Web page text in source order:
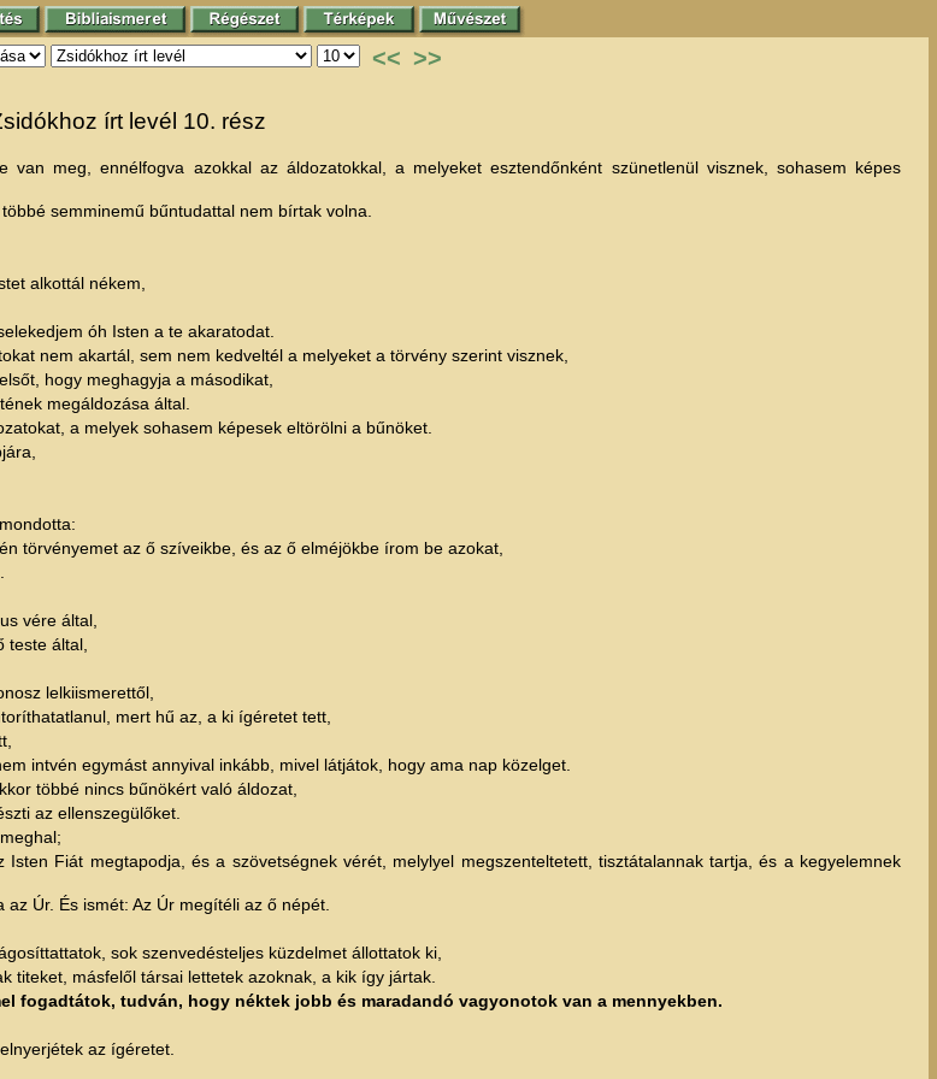
<< >>
írt levél 10. rész
meg, ennélfogva azokkal az áldozatokkal, a melyeket esztendőnként szünetlenül visznek, sohasem képes
semminemű bűntudattal nem bírtak volna.
alkottál nékem,
óh Isten a te akaratodat.
nem akartál, sem nem kedveltél a melyeket a törvény szerint visznek,
hogy meghagyja a másodikat,
megáldozása által.
a melyek sohasem képesek eltörölni a bűnöket.
törvényemet az ő szíveikbe, és az ő elméjökbe írom be azokat,
vére által,
teste által,
lelkiismerettől,
mert hű az, a ki ígéretet tett,
intvén egymást annyival inkább, mivel látjátok, hogy ama nap közelget.
többé nincs bűnökért való áldozat,
az ellenszegülőket.
Fiát megtapodja, és a szövetségnek vérét, melylyel megszenteltetett, tisztátalannak tartja, és a kegyelemnek
Úr. És ismét: Az Úr megítéli az ő népét.
sok szenvedésteljes küzdelmet állottatok ki,
titeket, másfelől társai lettetek azoknak, a kik így jártak.
fogadtátok, tudván, hogy néktek jobb és maradandó vagyonotok van a mennyekben.
az ígéretet.